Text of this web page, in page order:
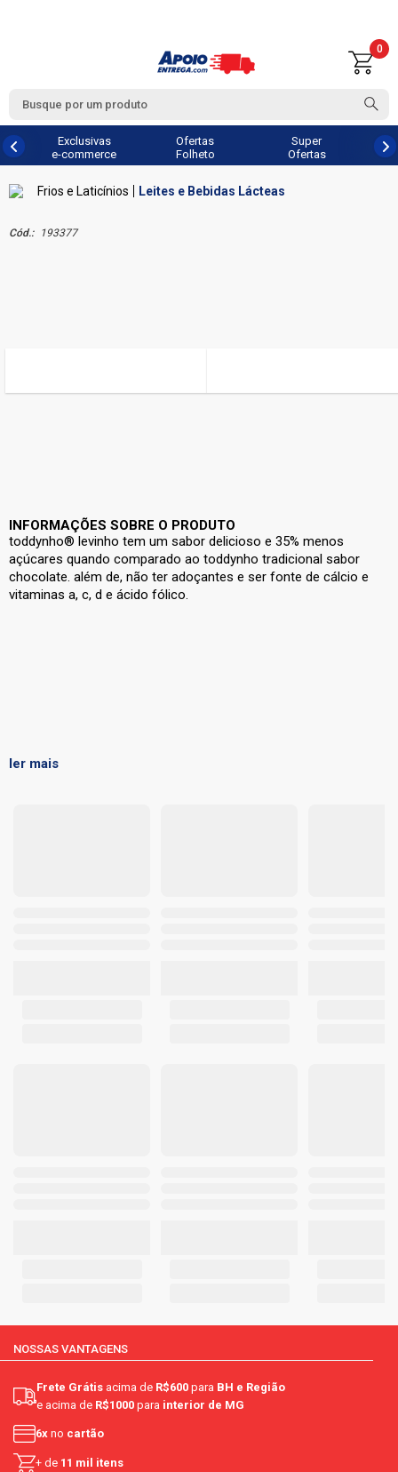
0
Exclusivas
e-commerce
Ofertas
Folheto
Super
Ofertas
Frios e Laticínios Leites e Bebidas Lácteas
Cód.: 193377
INFORMAÇÕES SOBRE O PRODUTO
toddynho® levinho tem um sabor delicioso e 35% menos
açúcares quando comparado ao toddynho tradicional sabor
chocolate. além de, não ter adoçantes e ser fonte de cálcio e
vitaminas a, c, d e ácido fólico.
ler mais
NOSSAS VANTAGENS
Frete Grátis acima de R$600 para BH e Região
e acima de R$1000 para interior de MG
6x no cartão
+ de 11 mil itens